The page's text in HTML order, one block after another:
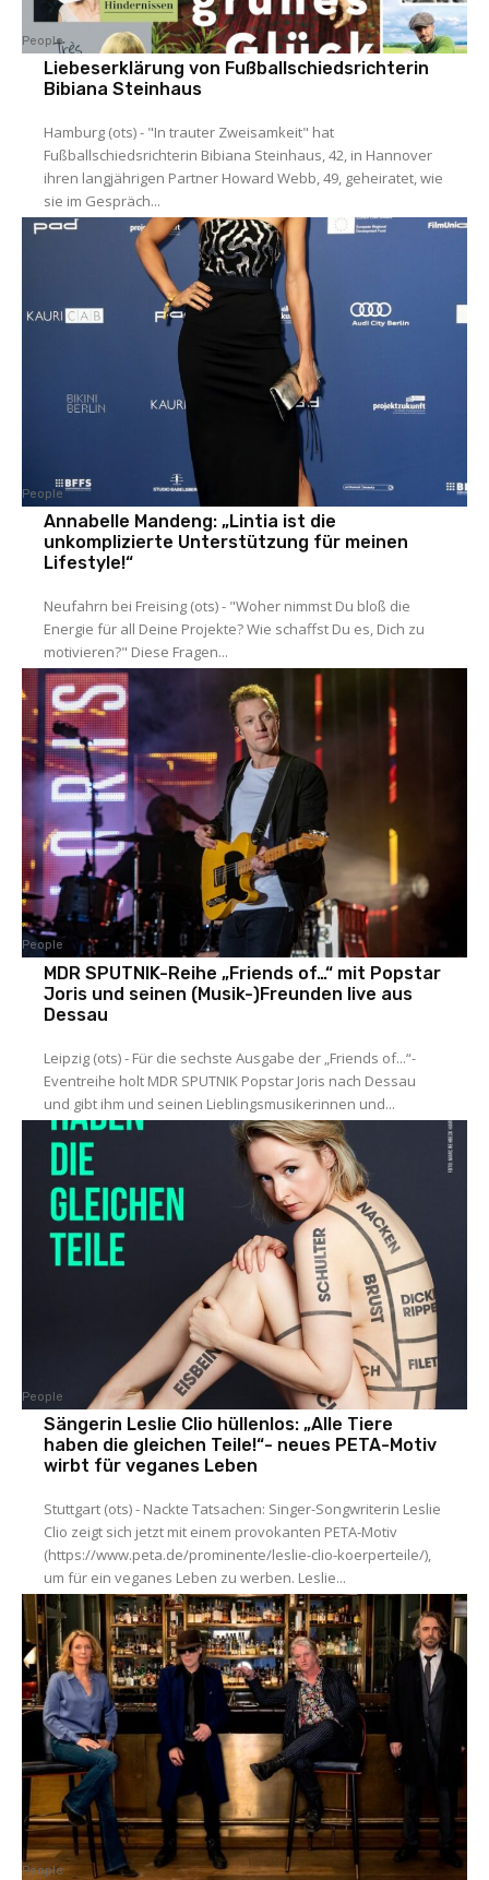
People
Liebeserklärung von Fußballschiedsrichterin
Bibiana Steinhaus
Hamburg (ots) - "In trauter Zweisamkeit" hat
Fußballschiedsrichterin Bibiana Steinhaus, 42, in Hannover
ihren langjährigen Partner Howard Webb, 49, geheiratet, wie
sie im Gespräch...
People
Annabelle Mandeng: „Lintia ist die
unkomplizierte Unterstützung für meinen
Lifestyle!“
Neufahrn bei Freising (ots) - "Woher nimmst Du bloß die
Energie für all Deine Projekte? Wie schaffst Du es, Dich zu
motivieren?" Diese Fragen...
People
MDR SPUTNIK-Reihe „Friends of…“ mit Popstar
Joris und seinen (Musik-)Freunden live aus
Dessau
Leipzig (ots) - Für die sechste Ausgabe der „Friends of...“-
Eventreihe holt MDR SPUTNIK Popstar Joris nach Dessau
und gibt ihm und seinen Lieblingsmusikerinnen und...
People
Sängerin Leslie Clio hüllenlos: „Alle Tiere
haben die gleichen Teile!“- neues PETA-Motiv
wirbt für veganes Leben
Stuttgart (ots) - Nackte Tatsachen: Singer-Songwriterin Leslie
Clio zeigt sich jetzt mit einem provokanten PETA-Motiv
(https://www.peta.de/prominente/leslie-clio-koerperteile/),
um für ein veganes Leben zu werben. Leslie...
People